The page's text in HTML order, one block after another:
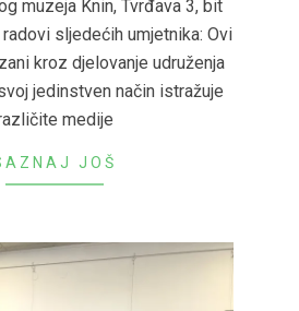
muzeja Knin, Tvrđava 3, bit
sljedećih umjetnika: Ovi
kroz djelovanje udruženja
jedinstven način istražuje
medije
JOŠ